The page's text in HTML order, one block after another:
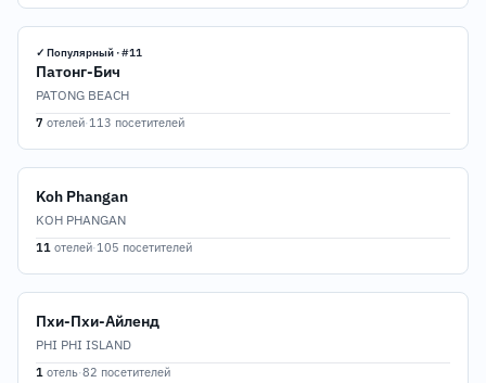
✓ Популярный · #11
Патонг-Бич
PATONG BEACH
7 отелей·113 посетителей
Koh Phangan
KOH PHANGAN
11 отелей·105 посетителей
Пхи-Пхи-Айленд
PHI PHI ISLAND
1 отель·82 посетителей